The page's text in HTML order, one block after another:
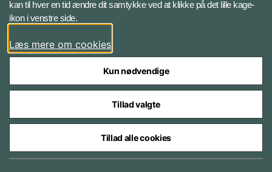
Instagram
Styrelser og myndigheder under Forsvarsministeriet
kan til hver en tid ændre dit samtykke ved at klikke på det lille kage-
ikon i venstre side.
Læs mere om cookies
Kun nødvendige
Tillad valgte
Tillad alle cookies